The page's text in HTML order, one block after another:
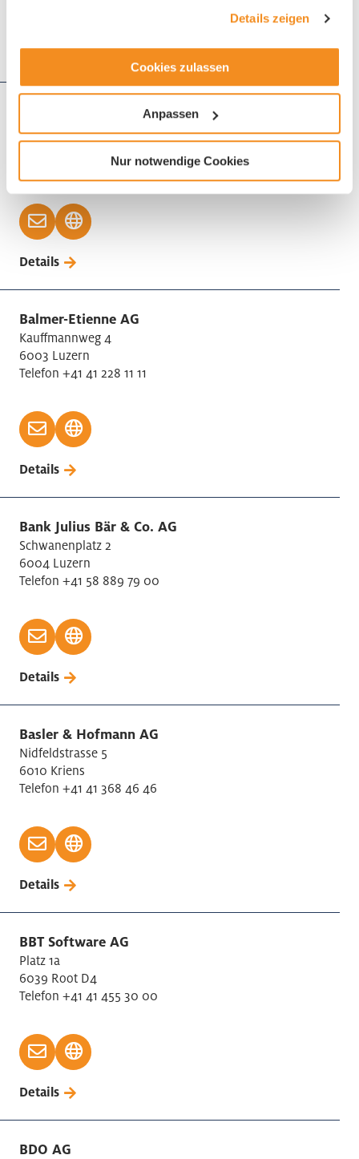
Details zeigen
Cookies zulassen
Anpassen
Nur notwendige Cookies
Details
Buzibachstrasse 19
6023 Rothenburg
Telefon +41 41 854 46 44
Details
Balmer-Etienne AG
Kauffmannweg 4
6003 Luzern
Telefon +41 41 228 11 11
Details
Bank Julius Bär & Co. AG
Schwanenplatz 2
6004 Luzern
Telefon +41 58 889 79 00
Details
Basler & Hofmann AG
Nidfeldstrasse 5
6010 Kriens
Telefon +41 41 368 46 46
Details
BBT Software AG
Platz 1a
6039 Root D4
Telefon +41 41 455 30 00
Details
BDO AG